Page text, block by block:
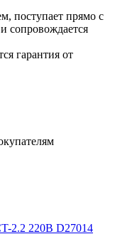
поступает прямо с
сопровождается
гарантия от